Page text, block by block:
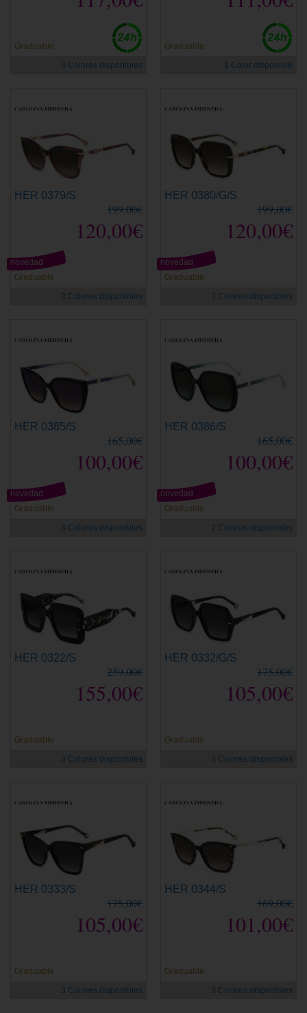
Graduable
3 Colores disponibles
Graduable
1 Color disponible
HER 0379/S
199,00€
120,00€
Graduable
novedad
3 Colores disponibles
HER 0380/G/S
199,00€
120,00€
Graduable
novedad
3 Colores disponibles
HER 0385/S
165,00€
100,00€
Graduable
novedad
3 Colores disponibles
HER 0386/S
165,00€
100,00€
Graduable
novedad
2 Colores disponibles
HER 0322/S
259,00€
155,00€
Graduable
3 Colores disponibles
HER 0332/G/S
175,00€
105,00€
Graduable
3 Colores disponibles
HER 0333/S
175,00€
105,00€
Graduable
3 Colores disponibles
HER 0344/S
169,00€
101,00€
Graduable
3 Colores disponibles